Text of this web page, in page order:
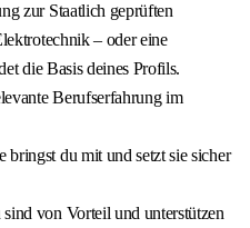
zur Staatlich geprüften
– oder eine
die Basis deines Profils.
Berufserfahrung im
du mit und setzt sie sicher
von Vorteil und unterstützen